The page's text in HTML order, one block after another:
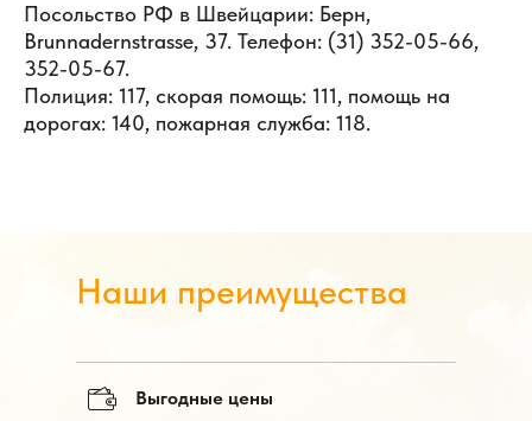
Посольство РФ в Швейцарии: Берн,
Brunnadernstrasse, 37. Телефон: (31) 352-05-66,
352-05-67.
Полиция: 117, скорая помощь: 111, помощь на
дорогах: 140, пожарная служба: 118.
Наши преимущества
Выгодные цены